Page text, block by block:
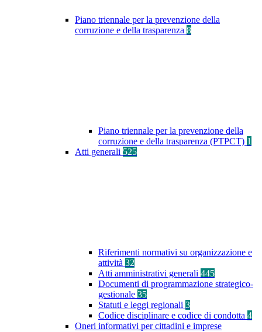
Piano triennale per la prevenzione della
corruzione e della trasparenza 8
Piano triennale per la prevenzione della
corruzione e della trasparenza (PTPCT) 1
Atti generali 525
Riferimenti normativi su organizzazione e
attività 32
Atti amministrativi generali 445
Documenti di programmazione strategico-
gestionale 35
Statuti e leggi regionali 3
Codice disciplinare e codice di condotta 4
Oneri informativi per cittadini e imprese